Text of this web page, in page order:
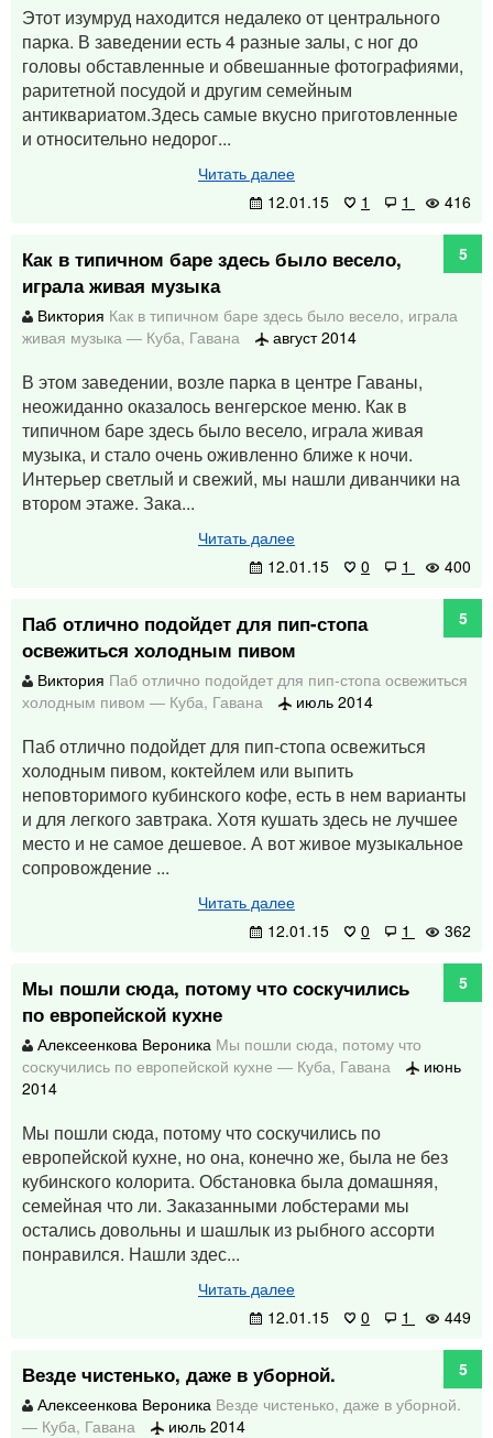
Этот изумруд находится недалеко от центрального
парка. В заведении есть 4 разные залы, с ног до
головы обставленные и обвешанные фотографиями,
раритетной посудой и другим семейным
антиквариатом.Здесь самые вкусно приготовленные
и относительно недорог...
Читать далее
12.01.15
1 1 416
Как в типичном баре здесь было весело,
играла живая музыка
5
Виктория Как в типичном баре здесь было весело, играла
живая музыка — Куба, Гавана август 2014
В этом заведении, возле парка в центре Гаваны,
неожиданно оказалось венгерское меню. Как в
типичном баре здесь было весело, играла живая
музыка, и стало очень оживленно ближе к ночи.
Интерьер светлый и свежий, мы нашли диванчики на
втором этаже. Зака...
Читать далее
12.01.15
0 1 400
Паб отлично подойдет для пип-стопа
освежиться холодным пивом
5
Виктория Паб отлично подойдет для пип-стопа освежиться
холодным пивом — Куба, Гавана июль 2014
Паб отлично подойдет для пип-стопа освежиться
холодным пивом, коктейлем или выпить
неповторимого кубинского кофе, есть в нем варианты
и для легкого завтрака. Хотя кушать здесь не лучшее
место и не самое дешевое. А вот живое музыкальное
сопровождение ...
Читать далее
12.01.15
0 1 362
Мы пошли сюда, потому что соскучились
по европейской кухне
5
Алексеенкова Вероника Мы пошли сюда, потому что
соскучились по европейской кухне — Куба, Гавана
июнь
2014
Мы пошли сюда, потому что соскучились по
европейской кухне, но она, конечно же, была не без
кубинского колорита. Обстановка была домашняя,
семейная что ли. Заказанными лобстерами мы
остались довольны и шашлык из рыбного ассорти
понравился. Нашли здес...
Читать далее
12.01.15
0 1 449
Везде чистенько, даже в уборной.
5
Алексеенкова Вероника Везде чистенько, даже в уборной.
— Куба, Гавана июль 2014